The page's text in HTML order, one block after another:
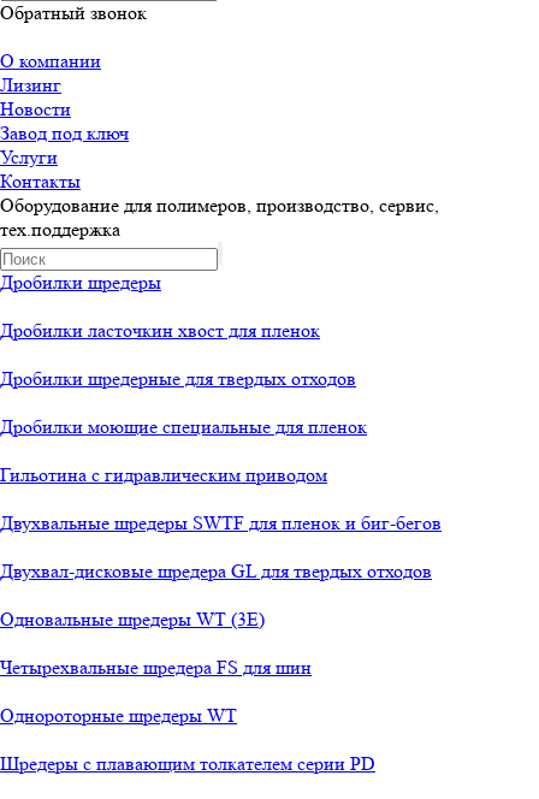
Обратный звонок
О компании
Лизинг
Новости
Завод под ключ
Услуги
Контакты
Оборудование для полимеров, производство, сервис,
тех.поддержка
Дробилки шредеры
Дробилки ласточкин хвост для пленок
Дробилки шредерные для твердых отходов
Дробилки моющие специальные для пленок
Гильотина с гидравлическим приводом
Двухвальные шредеры SWTF для пленок и биг-бегов
Двухвал-дисковые шредера GL для твердых отходов
Одновальные шредеры WT (3E)
Четырехвальные шредера FS для шин
Однороторные шредеры WT
Шредеры с плавающим толкателем серии PD